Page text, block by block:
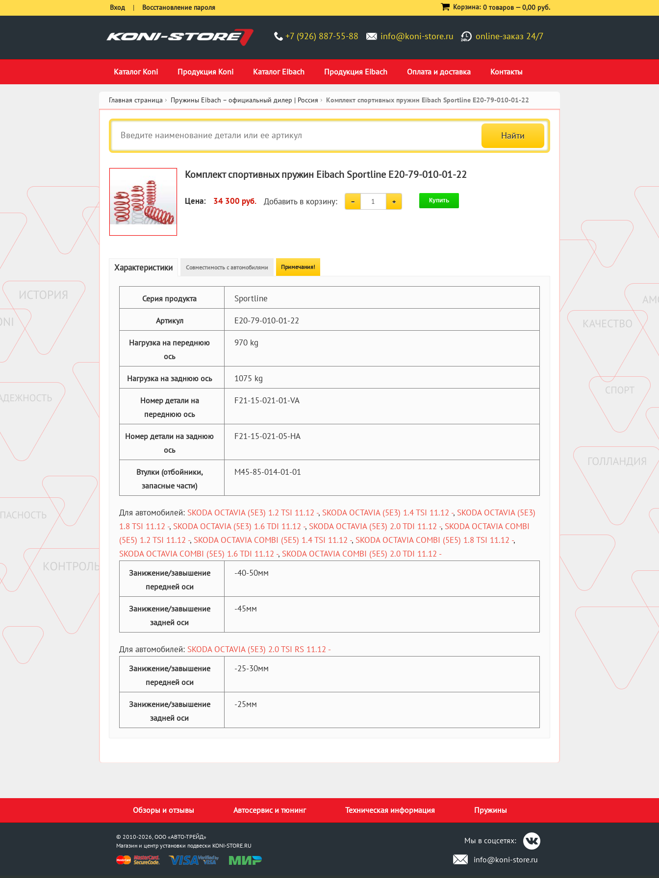
+7 (926) 887-55-88 info@koni-store.ru online-заказ 24/7
Каталог Koni Продукция Koni Каталог Eibach Продукция Eibach Оплата и доставка Контакты
Вход | Восстановление пароля Корзина: 0 товаров —0,00 руб.
Главная страница Пружины Eibach – официальный дилер | Россия Комплект спортивных пружин Eibach Sportline E20-79-010-01-22
Комплект спортивных пружин Eibach Sportline E20-79-010-01-22
Цена: 34 300 руб. Добавить в корзину: Купить
Характеристики Совместимость с автомобилями Примечания!
Серия продукта Sportline
Артикул E20-79-010-01-22
Нагрузка на переднюю
ось
970 kg
Нагрузка на заднюю ось 1075 kg
Номер детали на
переднюю ось
F21-15-021-01-VA
Номер детали на заднюю
ось
F21-15-021-05-HA
Втулки (отбойники,
запасные части)
M45-85-014-01-01
Для автомобилей: SKODA OCTAVIA (5E3) 1.2 TSI 11.12 -, SKODA OCTAVIA (5E3) 1.4 TSI 11.12 -, SKODA OCTAVIA (5E3)
1.8 TSI 11.12 -, SKODA OCTAVIA (5E3) 1.6 TDI 11.12 -, SKODA OCTAVIA (5E3) 2.0 TDI 11.12 -, SKODA OCTAVIA COMBI
(5E5) 1.2 TSI 11.12 -, SKODA OCTAVIA COMBI (5E5) 1.4 TSI 11.12 -, SKODA OCTAVIA COMBI (5E5) 1.8 TSI 11.12 -,
SKODA OCTAVIA COMBI (5E5) 1.6 TDI 11.12 -, SKODA OCTAVIA COMBI (5E5) 2.0 TDI 11.12 -
Занижение/завышение
передней оси
-40-50мм
Занижение/завышение
задней оси
-45мм
Для автомобилей: SKODA OCTAVIA (5E3) 2.0 TSI RS 11.12 -
Занижение/завышение
передней оси
-25-30мм
Занижение/завышение
задней оси
-25мм
Обзоры и отзывы Автосервис и тюнинг Техническая информация Пружины
© 2010-2026, ООО «АВТО-ТРЕЙД»
Магазин и центр установки подвески KONI-STORE.RU
Мы в соцсетях:
info@koni-store.ru